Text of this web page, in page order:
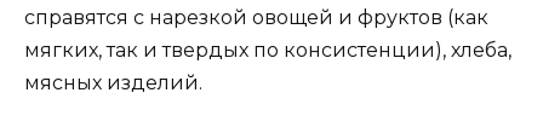
справятся с нарезкой овощей и фруктов (как
мягких, так и твердых по консистенции), хлеба,
мясных изделий.